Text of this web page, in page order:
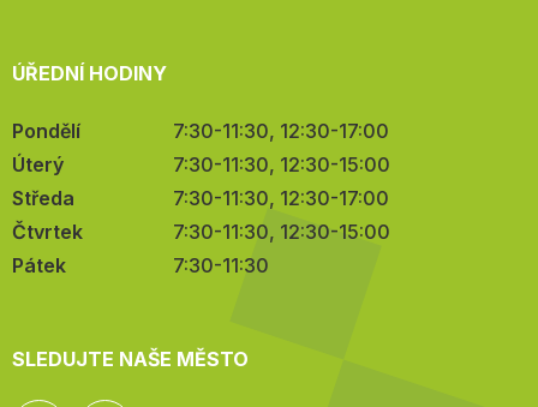
ÚŘEDNÍ HODINY
Pondělí
7:30-11:30, 12:30-17:00
Úterý
7:30-11:30, 12:30-15:00
Středa
7:30-11:30, 12:30-17:00
Čtvrtek
7:30-11:30, 12:30-15:00
Pátek
7:30-11:30
SLEDUJTE NAŠE MĚSTO